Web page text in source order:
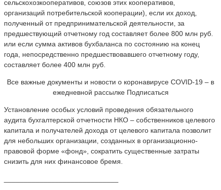
сельскохозкооперативов, союзов этих кооперативов,
организаций потребительской кооперации), если их доход,
полученный от предпринимательской деятельности, за
предшествующий отчетному год составляет более 800 млн руб.
или если сумма активов бухбаланса по состоянию на конец
года, непосредственно предшествовавшего отчетному году,
составляет более 400 млн руб.
Все важные документы и новости о коронавирусе COVID-19 – в
ежедневной рассылке Подписаться
Установление особых условий проведения обязательного
аудита бухгалтерской отчетности НКО – собственников целевого
капитала и получателей дохода от целевого капитала позволит
для небольших организации, созданных в организационно-
правовой форме «фонд», сократить существенные затраты
снизить для них финансовое бремя.